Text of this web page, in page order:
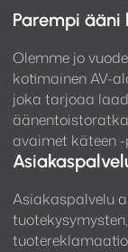
95 wattia
AVR-X2900H
kohden8
käytössä.
mahdollistavat
rakentamisen
Parempi ääni
Olemme jo
kotimainen AV-
joka tarjoaa
avaimet käteen
Asiakaspalvelu